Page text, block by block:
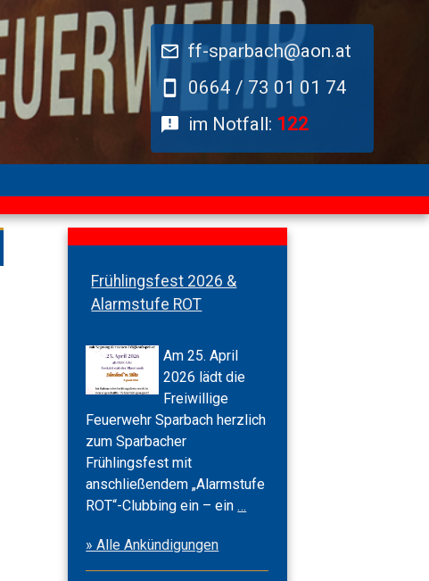
ff-sparbach@aon.at
0664 / 73 01 01 74
im Notfall: 122
Frühlingsfest 2026 &
Alarmstufe ROT
Am 25. April
2026 lädt die
Freiwillige
Feuerwehr Sparbach herzlich
zum Sparbacher
Frühlingsfest mit
anschließendem „Alarmstufe
ROT“-Clubbing ein – ein…
Alarmstufe
» Alle Ankündigungen